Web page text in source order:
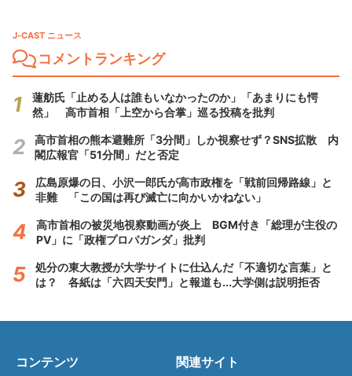
J-CAST ニュース
コメントランキング
蓮舫氏「止める人は誰もいなかったのか」「あまりにも愕
然」 高市首相「上空から合掌」巡る投稿を批判
高市首相の熊本避難所「3分間」しか視察せず？SNS拡散 内
閣広報官「51分間」だと否定
広島原爆の日、小沢一郎氏が高市政権を「戦前回帰路線」と
非難 「この国は再び滅亡に向かいかねない」
高市首相の被災地視察動画が炎上 BGM付き「総理が主役の
PV」に「政権プロパガンダ」批判
処分の東大教授が大学サイトに仕込んだ「不適切な言葉」と
は？ 各紙は「六四天安門」と報道も...大学側は説明拒否
コンテンツ 関連サイト